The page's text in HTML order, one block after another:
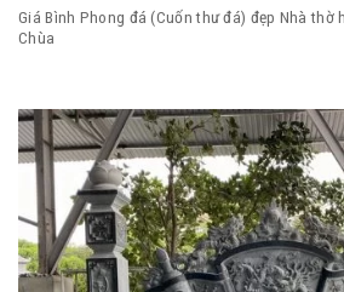
Giá Bình Phong đá (Cuốn thư đá) đẹp Nhà thờ
Chùa